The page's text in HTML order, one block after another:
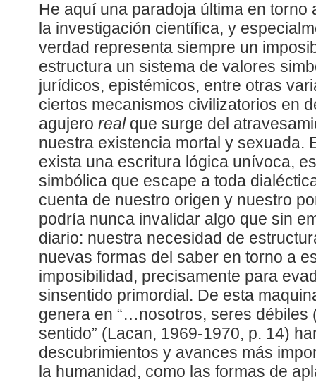
He aquí una paradoja última en torno
la investigación científica, y
verdad representa siempre un
estructura un sistema de valores
jurídicos, epistémicos, entre otras
ciertos mecanismos civilizatorios en
agujero realque surge del
nuestra existencia mortal y sexuada.
exista una escritura lógica unívoca,
simbólica que escape a toda
cuenta de nuestro origen y nuestro
podría nunca invalidar algo que sin
diario: nuestra necesidad de
nuevas formas del saber en torno a
imposibilidad, precisamente para
sinsentido primordial. De esta
genera en “…nosotros, seres
sentido” (Lacan, 1969-1970, p. 14)
descubrimientos y avances más
la humanidad, como las formas de